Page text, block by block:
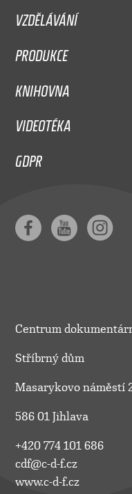
VZDĚLÁVÁNÍ
PRODUKCE
KNIHOVNA
VIDEOTÉKA
GDPR
Centrum
Stříbrný dům
Masarykovo náměstí
586 01 Jihlava
+420 774 101 686
cdf@c-d-f.cz
www.c-d-f.cz